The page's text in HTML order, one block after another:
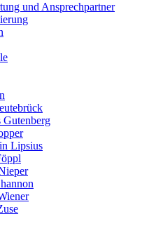
und Ansprechpartner
Gutenberg
Lipsius